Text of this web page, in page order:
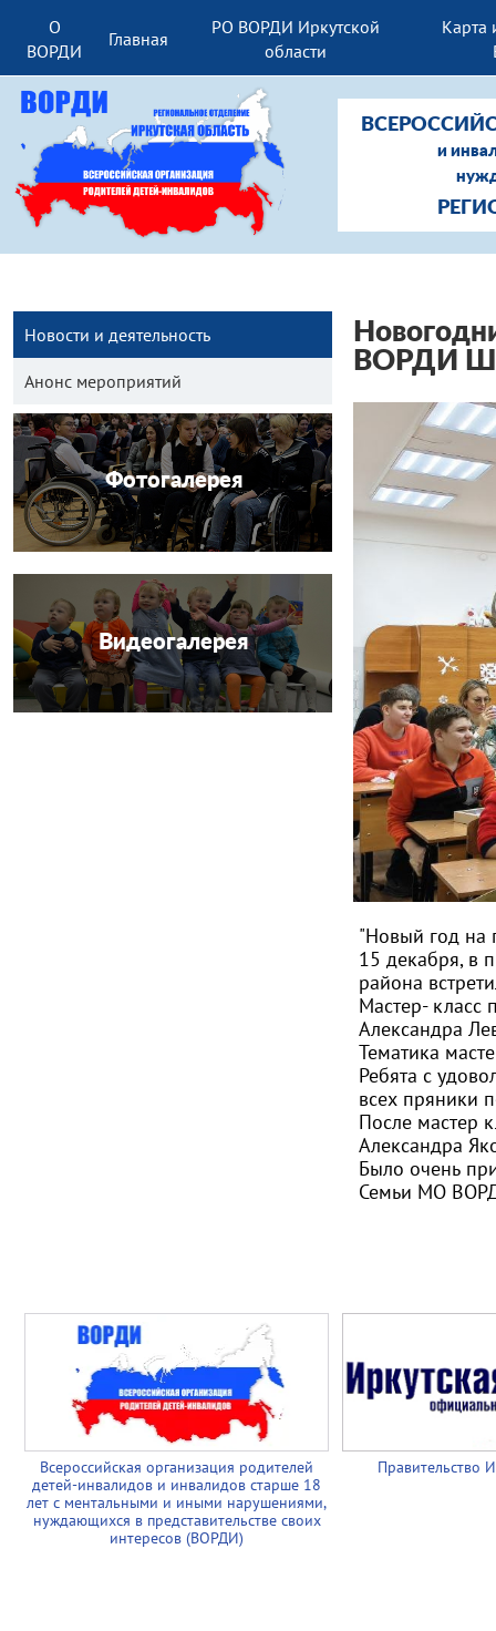
О
ВОРДИ
Главная
РО ВОРДИ Иркутской
области
Карта
и
Новости и деятельность
Анонс мероприятий
Фотогалерея
Видеогалерея
ВОРДИ
"Новый год на
15 декабря, в
района
Мастер- класс
Александра
Тематика
Ребята с
всех пряники
После мастер
Александра
Было очень
Семьи МО
Всероссийская организация родителей
детей-инвалидов и инвалидов старше 18
лет с ментальными и иными нарушениями,
нуждающихся в представительстве своих
интересов (ВОРДИ)
Правительство